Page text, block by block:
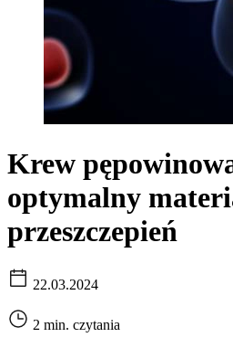
Krew
optymalny
przeszczepień
22.03.2024
2 min. czytania